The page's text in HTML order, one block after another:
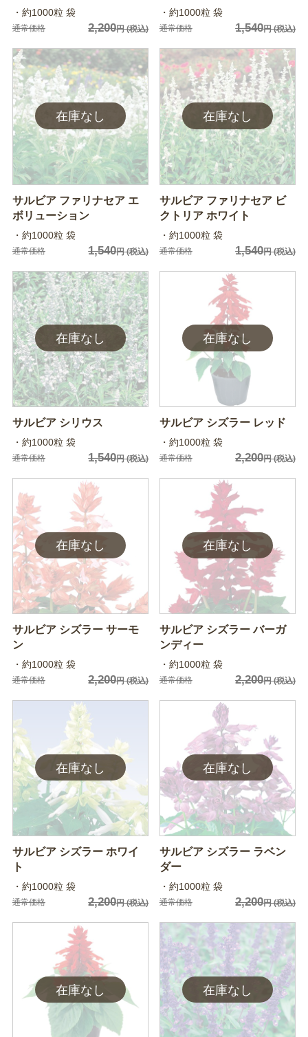
・約1000粒 袋
通常価格 2,200円(税込)
・約1000粒 袋
通常価格 1,540円(税込)
サルビア ファリナセア エ
ボリューション
・約1000粒 袋
通常価格 1,540円(税込)
サルビア ファリナセア ビ
クトリア ホワイト
・約1000粒 袋
通常価格 1,540円(税込)
サルビア シリウス
・約1000粒 袋
通常価格 1,540円(税込)
サルビア シズラー レッド
・約1000粒 袋
通常価格 2,200円(税込)
サルビア シズラー サーモ
ン
・約1000粒 袋
通常価格 2,200円(税込)
サルビア シズラー バーガ
ンディー
・約1000粒 袋
通常価格 2,200円(税込)
サルビア シズラー ホワイ
ト
・約1000粒 袋
通常価格 2,200円(税込)
サルビア シズラー ラベン
ダー
・約1000粒 袋
通常価格 2,200円(税込)